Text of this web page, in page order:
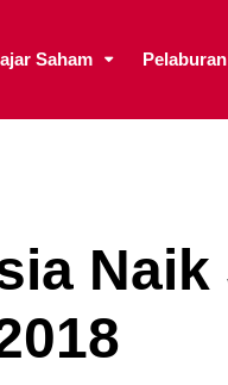
Saham Pelaburan